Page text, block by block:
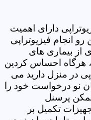
دارای اهمیت
انجام فیزیوتراپی
از بیماری های
هرگاه احساس کردین
در منزل دارید می
نو درخواست خود را
ممکن پرسنل
تکمیل بر